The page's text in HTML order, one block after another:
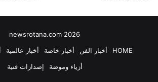
newsrotana.com 2026
HOME
أخبار الفن أخبار خاصة أخبار عالمية
أزياء وموضة
إصدارات فنية